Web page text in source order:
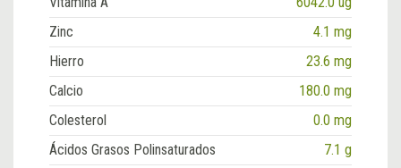
Zinc
4.1 mg
Hierro
23.6 mg
Calcio
180.0 mg
Colesterol
0.0 mg
Ácidos Grasos Polinsaturados
7.1 g